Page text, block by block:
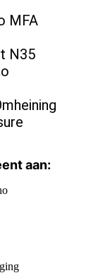
MFA
N35
aan: